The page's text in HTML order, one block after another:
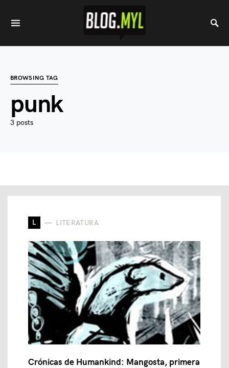
BROWSING TAG
punk
3 posts
L LITERATURA
Crónicas de Humankind: Mangosta, primera